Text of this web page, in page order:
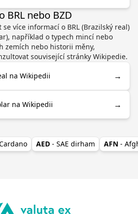
BRL nebo BZD
více informací o BRL (Brazilský real)
například o typech mincí nebo
zemích nebo historii měny,
související stránky Wikipedie.
na Wikipedii →
na Wikipedii →
AED - SAE dirham AFN -